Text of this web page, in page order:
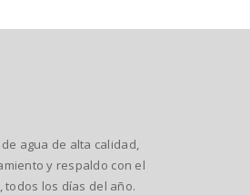
agua de alta calidad,
y respaldo con el
los días del año.